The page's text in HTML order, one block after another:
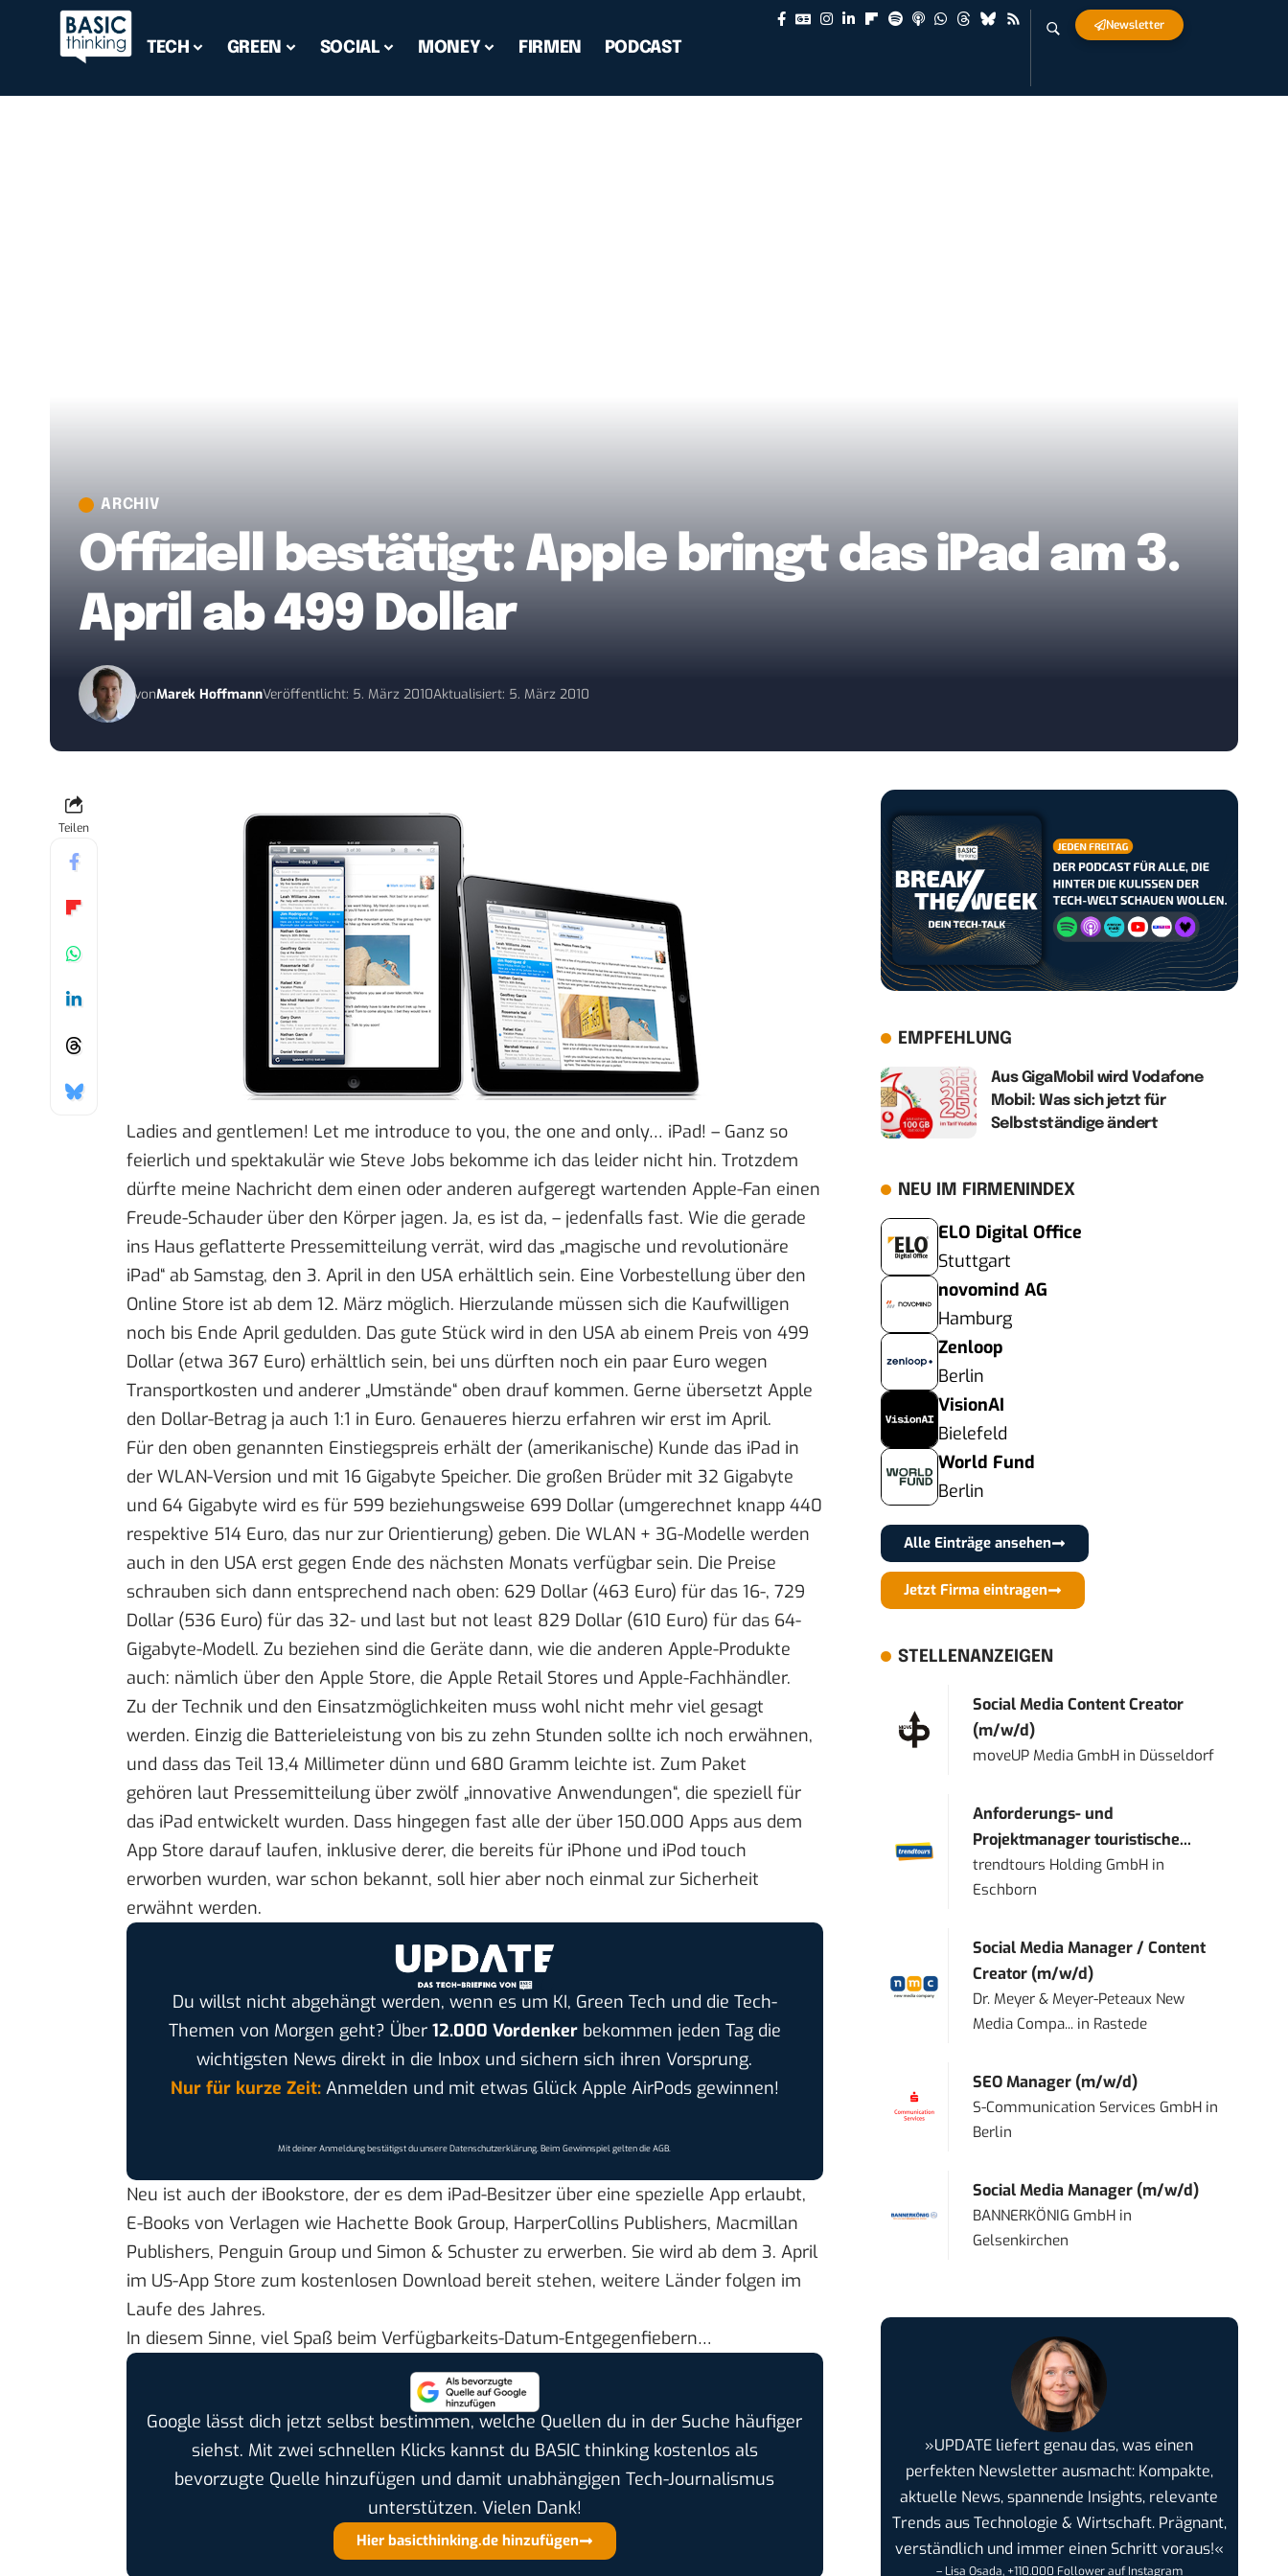
TECH GREEN SOCIAL MONEY FIRMEN PODCAST
Newsletter
ARCHIV
Offiziell bestätigt: Apple bringt das iPad am 3.
April ab 499 Dollar
vonMarek HoffmannVeröffentlicht: 5. März 2010Aktualisiert: 5. März 2010
Teilen
Ladies and gentlemen! Let me introduce to you, the one and only… iPad! – Ganz so
feierlich und spektakulär wie Steve Jobs bekomme ich das leider nicht hin. Trotzdem
dürfte meine Nachricht dem einen oder anderen aufgeregt wartenden Apple-Fan einen
Freude-Schauder über den Körper jagen. Ja, es ist da, – jedenfalls fast. Wie die gerade
ins Haus geflatterte Pressemitteilung verrät, wird das „magische und revolutionäre
iPad“ ab Samstag, den 3. April in den USA erhältlich sein. Eine Vorbestellung über den
Online Store ist ab dem 12. März möglich. Hierzulande müssen sich die Kaufwilligen
noch bis Ende April gedulden. Das gute Stück wird in den USA ab einem Preis von 499
Dollar (etwa 367 Euro) erhältlich sein, bei uns dürften noch ein paar Euro wegen
Transportkosten und anderer „Umstände“ oben drauf kommen. Gerne übersetzt Apple
den Dollar-Betrag ja auch 1:1 in Euro. Genaueres hierzu erfahren wir erst im April.
Für den oben genannten Einstiegspreis erhält der (amerikanische) Kunde das iPad in
der WLAN-Version und mit 16 Gigabyte Speicher. Die großen Brüder mit 32 Gigabyte
und 64 Gigabyte wird es für 599 beziehungsweise 699 Dollar (umgerechnet knapp 440
respektive 514 Euro, das nur zur Orientierung) geben. Die WLAN + 3G-Modelle werden
auch in den USA erst gegen Ende des nächsten Monats verfügbar sein. Die Preise
schrauben sich dann entsprechend nach oben: 629 Dollar (463 Euro) für das 16-, 729
Dollar (536 Euro) für das 32- und last but not least 829 Dollar (610 Euro) für das 64-
Gigabyte-Modell. Zu beziehen sind die Geräte dann, wie die anderen Apple-Produkte
auch: nämlich über den Apple Store, die Apple Retail Stores und Apple-Fachhändler.
Zu der Technik und den Einsatzmöglichkeiten muss wohl nicht mehr viel gesagt
werden. Einzig die Batterieleistung von bis zu zehn Stunden sollte ich noch erwähnen,
und dass das Teil 13,4 Millimeter dünn und 680 Gramm leichte ist. Zum Paket
gehören laut Pressemitteilung über zwölf „innovative Anwendungen“, die speziell für
das iPad entwickelt wurden. Dass hingegen fast alle der über 150.000 Apps aus dem
App Store darauf laufen, inklusive derer, die bereits für iPhone und iPod touch
erworben wurden, war schon bekannt, soll hier aber noch einmal zur Sicherheit
erwähnt werden.
Du willst nicht abgehängt werden, wenn es um KI, Green Tech und die Tech-
Themen von Morgen geht? Über 12.000 Vordenkerbekommen jeden Tag die
wichtigsten News direkt in die Inbox und sichern sich ihren Vorsprung.
Nur für kurze Zeit:Anmelden und mit etwas Glück Apple AirPods gewinnen!
Mit deiner Anmeldung bestätigst du unsereDatenschutzerklärung. Beim Gewinnspiel gelten dieAGB.
Neu ist auch der iBookstore, der es dem iPad-Besitzer über eine spezielle App erlaubt,
E-Books von Verlagen wie Hachette Book Group, HarperCollins Publishers, Macmillan
Publishers, Penguin Group und Simon & Schuster zu erwerben. Sie wird ab dem 3. April
im US-App Store zum kostenlosen Download bereit stehen, weitere Länder folgen im
Laufe des Jahres.
In diesem Sinne, viel Spaß beim Verfügbarkeits-Datum-Entgegenfiebern…
Google lässt dich jetzt selbst bestimmen, welche Quellen du in der Suche häufiger
siehst. Mit zwei schnellen Klicks kannst du BASIC thinking kostenlos als
bevorzugte Quelle hinzufügen und damit unabhängigen Tech-Journalismus
unterstützen. Vielen Dank!
Hier basicthinking.de hinzufügen
EMPFEHLUNG
Aus GigaMobil wird Vodafone
Mobil: Was sich jetzt für
Selbstständige ändert
NEU IM FIRMENINDEX
ELO Digital Office
Stuttgart
novomind AG
Hamburg
Zenloop
Berlin
VisionAI
Bielefeld
World Fund
Berlin
Alle Einträge ansehen
Jetzt Firma eintragen
STELLENANZEIGEN
Social Media Content Creator
(m/w/d)
moveUP Media GmbH in Düsseldorf
Anforderungs- und
Projektmanager touristische...
trendtours Holding GmbH in
Eschborn
Social Media Manager / Content
Creator (m/w/d)
Dr. Meyer & Meyer-Peteaux New
Media Compa... in Rastede
SEO Manager (m/w/d)
S-Communication Services GmbH in
Berlin
Social Media Manager (m/w/d)
BANNERKÖNIG GmbH in
Gelsenkirchen
»UPDATE liefert genau das, was einen
perfekten Newsletter ausmacht: Kompakte,
aktuelle News, spannende Insights, relevante
Trends aus Technologie & Wirtschaft. Prägnant,
verständlich und immer einen Schritt voraus!«
– Lisa Osada, +110.000 Follower auf Instagram